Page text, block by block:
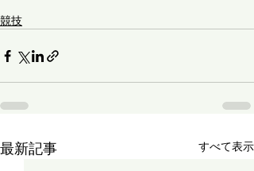
競技
最新記事 すべて表示